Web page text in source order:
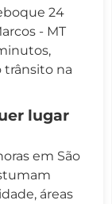
24
- MT
trânsito na
lugar
em São
áreas